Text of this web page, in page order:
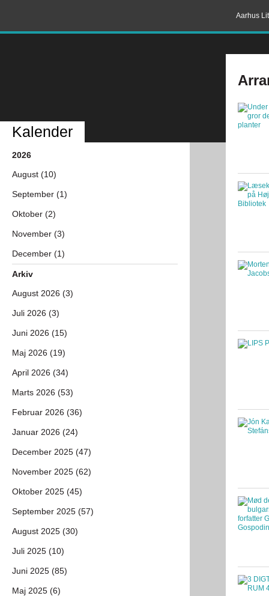
Aarhus
Kalender
2026
August (10)
September (1)
Oktober (2)
November (3)
December (1)
Arkiv
August 2026 (3)
Juli 2026 (3)
Juni 2026 (15)
Maj 2026 (19)
April 2026 (34)
Marts 2026 (53)
Februar 2026 (36)
Januar 2026 (24)
December 2025 (47)
November 2025 (62)
Oktober 2025 (45)
September 2025 (57)
August 2025 (30)
Juli 2025 (10)
Juni 2025 (85)
Maj 2025 (6)